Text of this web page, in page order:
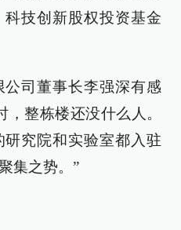
技创新股权投资基金
司董事长李强深有感
整栋楼还没什么人。
究院和实验室都入驻
集之势。”